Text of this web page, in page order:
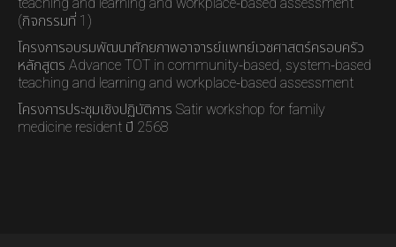
(กิจกรรมที่ 1)
โครงการอบรมพัฒนาศักยภาพอาจารย์แพทย์เวชศาสตร์ครอบครัว
หลักสูตร Advance TOT in community-based, system-based
teaching and learning and workplace-based assessment
โครงการประชุมเชิงปฏิบัติการ Satir workshop for family
medicine resident ปี 2568